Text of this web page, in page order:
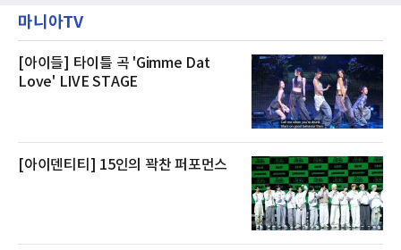
스 센터 사우나 2인 이용 혜택이 포함된다.특히
클럽 앰배서더 라운지
우 등이 포함됐다. 쿠팡은 올해 큰 크기의 전복
생산량이 늘어난 점을 반영해 주요 산지 상품을
전복은 산지에서 채취한 뒤 전국으로 직송되는
방식으로 운영된다. 신선도가 중요한 상품인 만
큼 이르면 다음 날 오전 배송이 가능하도록 물류
마니아TV
[아이들] 타이틀 곡 'Gimme Dat
Love' LIVE STAGE
[아이덴티티] 15인의 꽉찬 퍼포먼스